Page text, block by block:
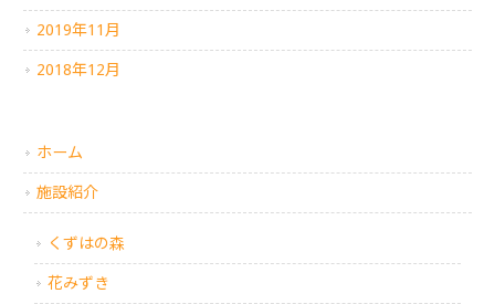
2019年11月
2018年12月
ホーム
施設紹介
くずはの森
花みずき